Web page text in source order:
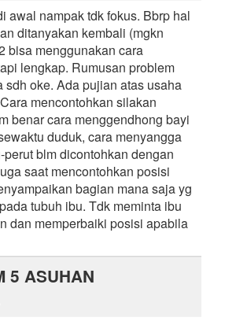
awal nampak tdk fokus. Bbrp hal
ditanyakan kembali (mgkn
bisa menggunakan cara
lengkap. Rumusan problem
sdh oke. Ada pujian atas usaha
mencontohkan silakan
benar cara menggendhong bayi
duduk, cara menyangga
blm dicontohkan dengan
saat mencontohkan posisi
bagian mana saja yg
tubuh ibu. Tdk meminta ibu
dan memperbaiki posisi apabila
5 ASUHAN